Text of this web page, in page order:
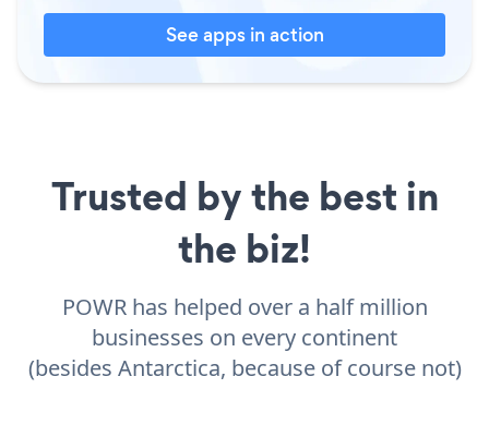
See apps in action
Trusted by the best in
the biz!
POWR has helped over a half million
businesses on every continent
(besides Antarctica, because of course not)